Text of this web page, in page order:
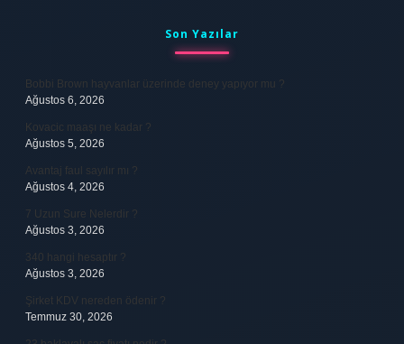
Son Yazılar
Bobbi Brown hayvanlar üzerinde deney yapıyor mu ?
Ağustos 6, 2026
Kovacic maaşı ne kadar ?
Ağustos 5, 2026
Avantaj faul sayılır mı ?
Ağustos 4, 2026
7 Uzun Sure Nelerdir ?
Ağustos 3, 2026
340 hangi hesaptır ?
Ağustos 3, 2026
Şirket KDV nereden ödenir ?
Temmuz 30, 2026